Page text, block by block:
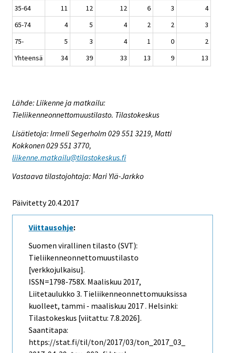
35-64
11 12 12 6 3
4
65-74
4 5 4 2 2
3
75-
5 3 4 1 0
2
Yhteensä
34 39 33 13 9 13
Lähde: Liikenne ja matkailu:
Tieliikenneonnettomuustilasto. Tilastokeskus
Lisätietoja: Irmeli Segerholm 029 551 3219, Matti
Kokkonen 029 551 3770,
liikenne.matkailu@tilastokeskus.fi
Vastaava tilastojohtaja: Mari Ylä-Jarkko
Päivitetty 20.4.2017
Viittausohje:
Suomen virallinen tilasto (SVT):
Tieliikenneonnettomuustilasto
[verkkojulkaisu].
ISSN=1798-758X. Maaliskuu 2017,
Liitetaulukko 3. Tieliikenneonnettomuuksissa
kuolleet, tammi - maaliskuu 2017 . Helsinki:
Tilastokeskus [viitattu: 7.8.2026].
Saantitapa:
https://stat.fi/til/ton/2017/03/ton_2017_03_